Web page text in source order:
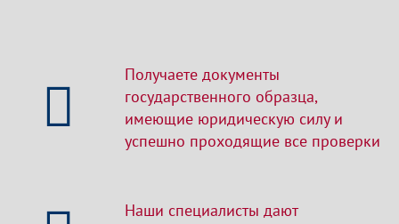
Получаете документы
государственного образца,
имеющие юридическую силу и
успешно проходящие все проверки
Наши специалисты дают